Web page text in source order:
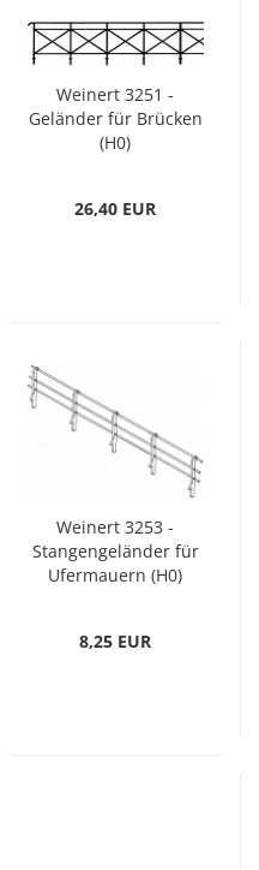
Weinert 3251 -
Geländer für Brücken
(H0)
26,40 EUR
Weinert 3253 -
Stangengeländer für
Ufermauern (H0)
8,25 EUR